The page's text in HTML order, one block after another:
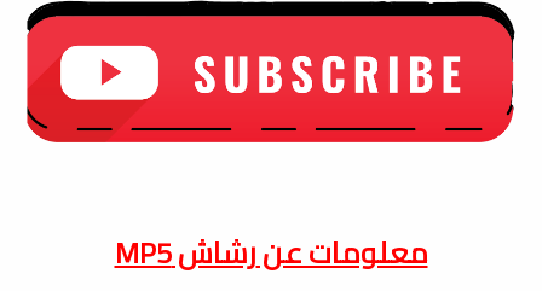
معلومات عنرشاش MP5